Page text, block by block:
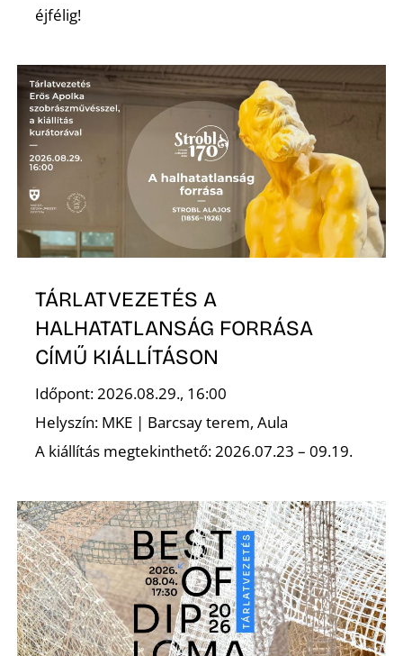
éjfélig!
TÁRLATVEZETÉS A
HALHATATLANSÁG FORRÁSA
CÍMŰ KIÁLLÍTÁSON
Időpont: 2026.08.29., 16:00
Helyszín: MKE | Barcsay terem, Aula
A kiállítás megtekinthető: 2026.07.23 – 09.19.